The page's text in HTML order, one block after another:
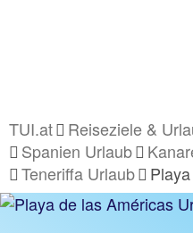
TUI.at Reiseziele &
Spanien Urlaub
Teneriffa Urlaub